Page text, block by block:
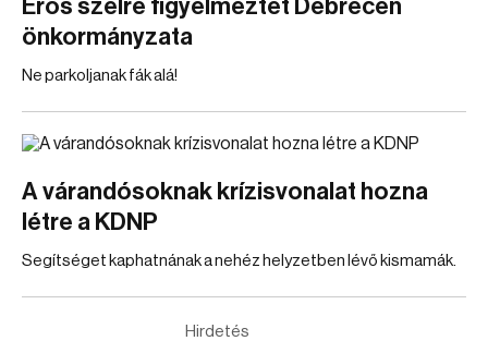
Erős szélre figyelmeztet Debrecen
önkormányzata
Ne parkoljanak fák alá!
A várandósoknak krízisvonalat hozna
létre a KDNP
Segítséget kaphatnának a nehéz helyzetben lévő kismamák.
Hirdetés